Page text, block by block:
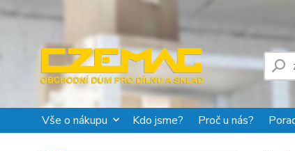
Vše o nákupu Kdo jsme? Proč u nás?